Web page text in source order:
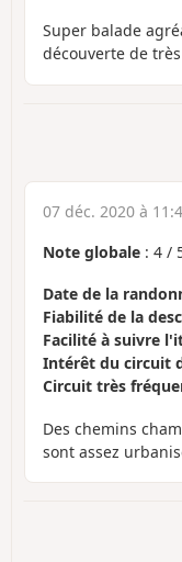
Super balade
découverte de
07 déc. 2020 à
Note globale : 4 /
Date de la
Fiabilité de la
Facilité à suivre
Intérêt du circuit
Circuit très
Des chemins
sont assez